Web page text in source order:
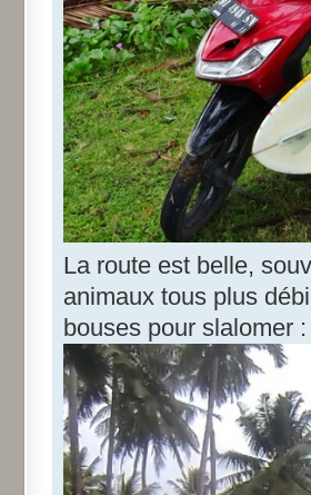
La route est belle,
animaux tous plus
bouses pour slalomer :